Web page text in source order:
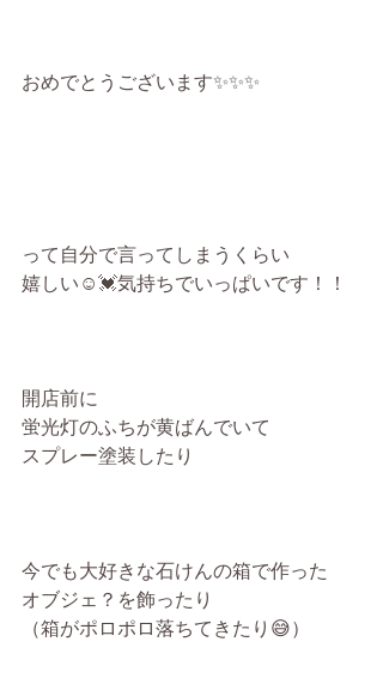
おめでとうございます✨✨✨
って自分で言ってしまうくらい
嬉しい☺️💓気持ちでいっぱいです！！
開店前に
蛍光灯のふちが黄ばんでいて
スプレー塗装したり
今でも大好きな石けんの箱で作った
オブジェ？を飾ったり
（箱がポロポロ落ちてきたり😅）